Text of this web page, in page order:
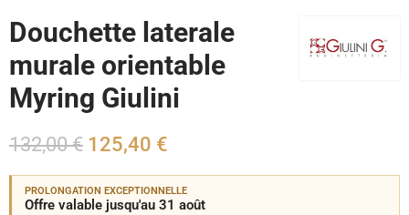
Douchette laterale
murale orientable
Myring Giulini
132,00 € 125,40 €
PROLONGATION EXCEPTIONNELLE
Offre valable jusqu'au 31 août